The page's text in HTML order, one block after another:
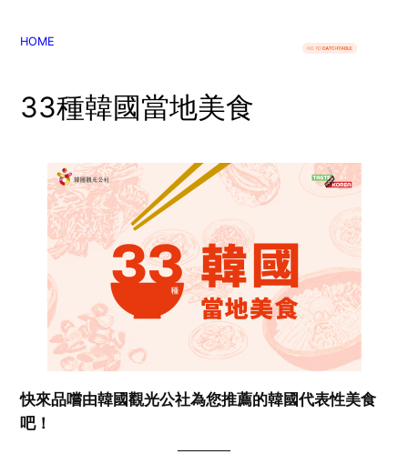
HOME
33種韓國當地美食
快來品嚐由韓國觀光公社為您推薦的韓國代表性美食
吧！